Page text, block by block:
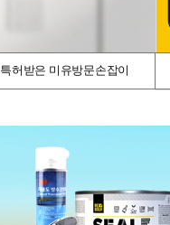
특허받은 미유방문손잡이